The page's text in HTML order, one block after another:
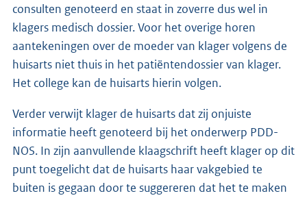
consulten genoteerd en staat in zoverre dus wel in
klagers medisch dossier. Voor het overige horen
aantekeningen over de moeder van klager volgens de
huisarts niet thuis in het patiëntendossier van klager.
Het college kan de huisarts hierin volgen.
Verder verwijt klager de huisarts dat zij onjuiste
informatie heeft genoteerd bij het onderwerp PDD-
NOS. In zijn aanvullende klaagschrift heeft klager op dit
punt toegelicht dat de huisarts haar vakgebied te
buiten is gegaan door te suggereren dat het te maken